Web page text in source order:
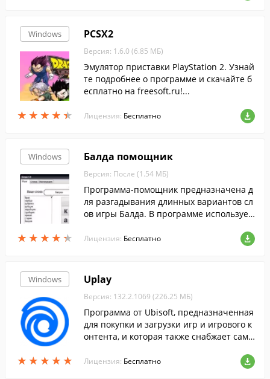
Windows
★ ★ ★ ★ ★
★ ★ ★ ★ ★
PCSX2
Версия: 1.6.0 (6.85 МБ)
Эмулятор приставки PlayStation 2. Узнай
те подробнее о программе и скачайте б
есплатно на freesoft.ru!...
Лицензия: Бесплатно
Windows
★ ★ ★ ★ ★
★ ★ ★ ★ ★
Балда помощник
Версия: После (1.54 МБ)
Программа-помощник предназначена д
ля разгадывания длинных вариантов сл
ов игры Балда. В программе использует
ода и быстрого поиска. "Балда" помощн
ик, отличающийся тем что подбирает д
Лицензия: Бесплатно
Windows
★ ★ ★ ★ ★
★ ★ ★ ★ ★
Uplay
Версия: 132.2.1069 (226.25 МБ)
Программа от Ubisoft, предназначенная
для покупки и загрузки игр и игрового к
онтента, и которая также снабжает самы
Лицензия: Бесплатно